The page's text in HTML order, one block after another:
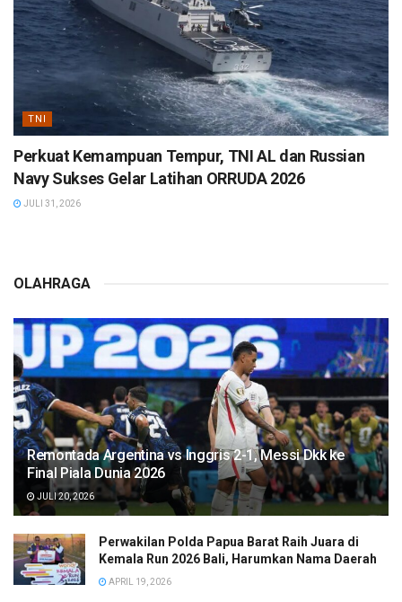
TNI
Perkuat Kemampuan Tempur, TNI AL dan Russian
Navy Sukses Gelar Latihan ORRUDA 2026
JULI 31, 2026
OLAHRAGA
Remontada Argentina vs Inggris 2-1, Messi Dkk ke
Final Piala Dunia 2026
JULI 20, 2026
Perwakilan Polda Papua Barat Raih Juara di
Kemala Run 2026 Bali, Harumkan Nama Daerah
APRIL 19, 2026